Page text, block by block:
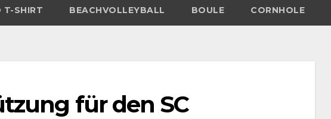
T-SHIRT BEACHVOLLEYBALL BOULE CORNHOLE
für den SC